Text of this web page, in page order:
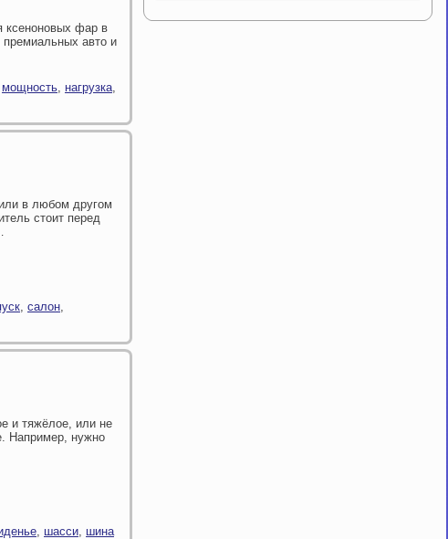
ксеноновых фар в
премиальных авто и
мощность, нагрузка,
в любом другом
стоит перед
, салон,
и тяжёлое, или не
Например, нужно
шасси шина